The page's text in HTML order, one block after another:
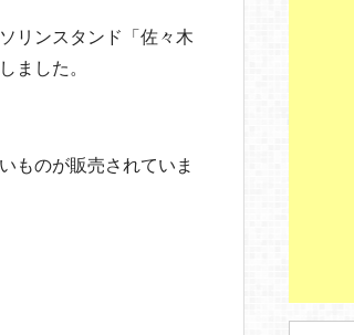
リンスタンド「佐々木
ました。
ものが販売されていま